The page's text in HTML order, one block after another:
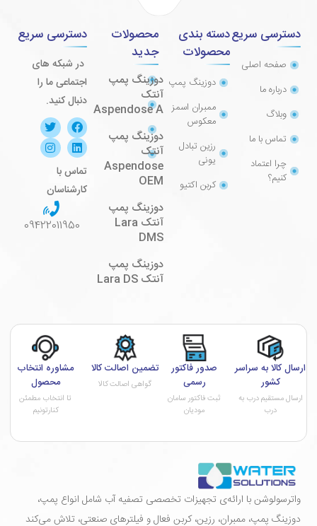
دسترسی سریع
صفحه اصلی
درباره ما
وبلاگ
تماس با ما
چرا اعتماد
کنیم؟
دسته بندی
محصولات
دوزینگ پمپ
ممبران اسمز
معکوس
رزین تبادل
یونی
کربن اکتیو
محصولات
جدید
دوزینگ پمپ
آنتک
Aspendose A
دوزینگ پمپ
آنتک
Aspendose
OEM
دوزینگ پمپ
آنتک Lara
DMS
دوزینگ پمپ
آنتک Lara DS
دسترسی سریع
در شبکه های
اجتماعی ما را
دنبال کنید.
تماس با
کارشناسان
09422011950
ارسال کالا به سراسر
کشور
ارسال مستقیم درب به
درب
صدور فاکتور
رسمی
ثبت فاکتور سامان
مودیان
تضمین اصالت کالا
گواهی اصالت کالا
مشاوره انتخاب
محصول
تا انتخاب مطمئن
کنارتونیم
واترسولوشن با ارائه‌ی تجهیزات تخصصی تصفیه آب شامل انواع پمپ،
دوزینگ پمپ، ممبران، رزین، کربن فعال و فیلترهای صنعتی، تلاش می‌کند